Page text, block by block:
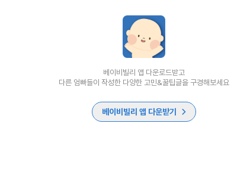
베이비빌리 앱 다운로드받고
다른 엄빠들이 작성한 다양한 고민&꿀팁글을 구경해보세요
베이비빌리 앱 다운받기